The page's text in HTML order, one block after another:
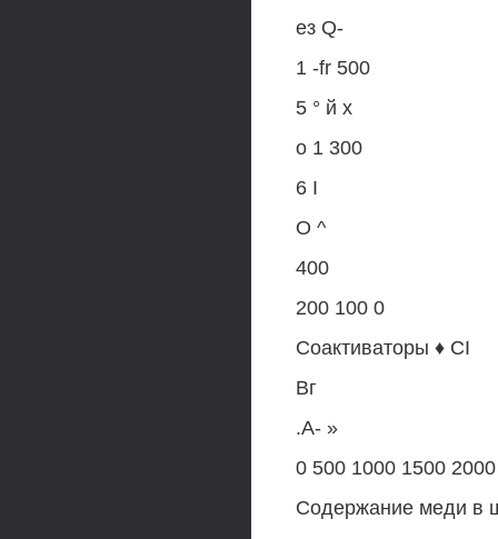
ез Q-
1 -fr 500
5 ° й х
о 1 300
6 I
О ^
400
200 100 0
Соактиваторы ♦ CI
Вг
.А- »
0 500 1000 1500
Содержание меди в